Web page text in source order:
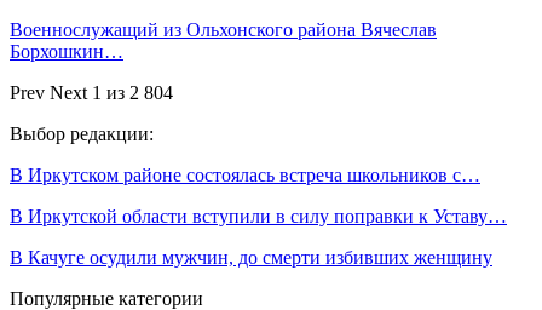
Военнослужащий из Ольхонского района Вячеслав
Борхошкин…
Prev Next 1 из 2 804
Выбор редакции:
В Иркутском районе состоялась встреча школьников с…
В Иркутской области вступили в силу поправки к Уставу…
В Качуге осудили мужчин, до смерти избивших женщину
Популярные категории